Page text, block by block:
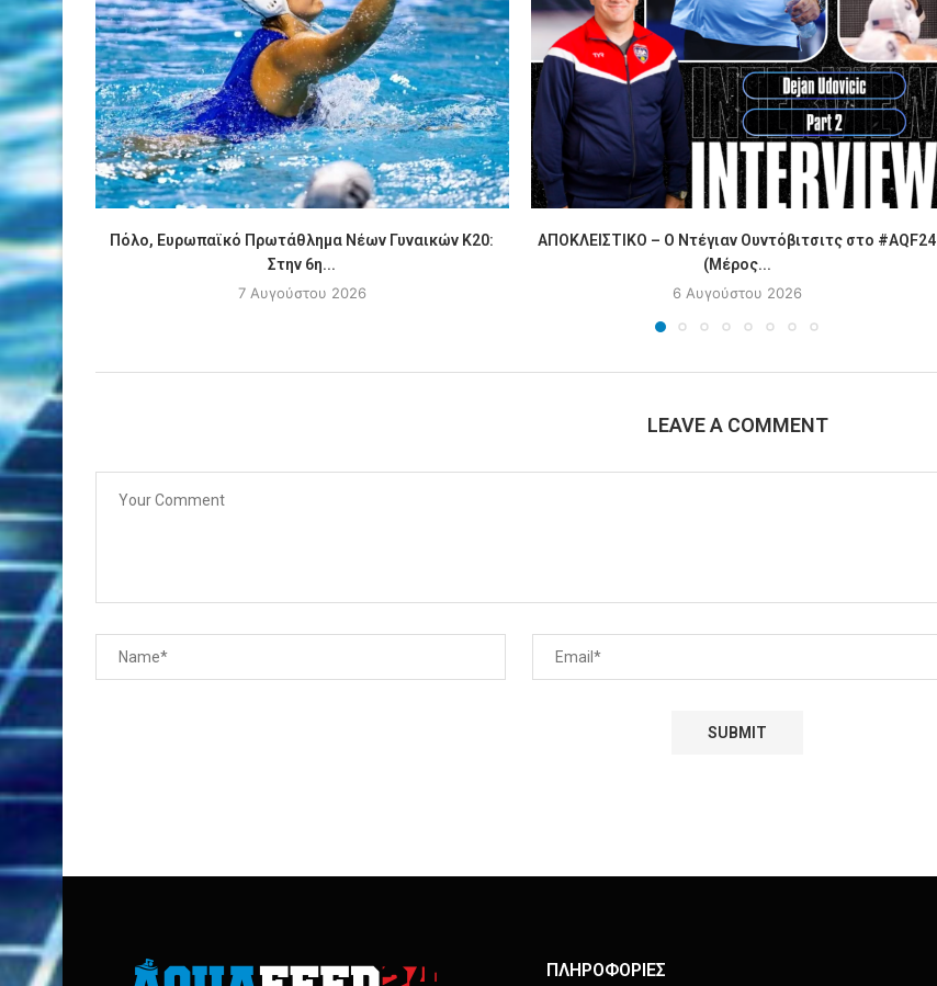
Πόλο, Ευρωπαϊκό Πρωτάθλημα Νέων Γυναικών Κ20:
Στην 6η...
7 Αυγούστου 2026
ΑΠΟΚΛΕΙΣΤΙΚΟ – Ο Ντέγιαν Ουντόβιτσιτς στο #AQF24
(Μέρος...
6 Αυγούστου 2026
LEAVE A COMMENT
ΠΛΗΡΟΦΟΡΙΕΣ